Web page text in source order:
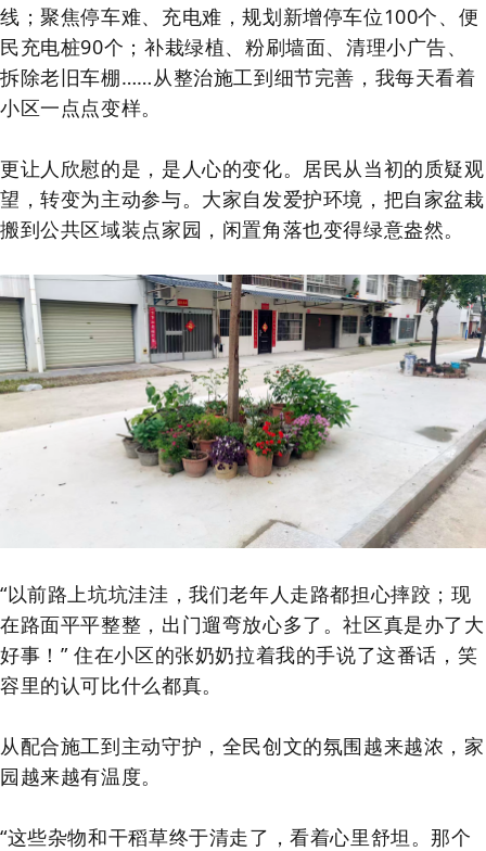
线；聚焦停车难、充电难，规划新增停车位100个、便
民充电桩90个；补栽绿植、粉刷墙面、清理小广告、
拆除老旧车棚……从整治施工到细节完善，我每天看着
小区一点点变样。
更让人欣慰的是，是人心的变化。居民从当初的质疑观
望，转变为主动参与。大家自发爱护环境，把自家盆栽
搬到公共区域装点家园，闲置角落也变得绿意盎然。
“以前路上坑坑洼洼，我们老年人走路都担心摔跤；现
在路面平平整整，出门遛弯放心多了。社区真是办了大
好事！” 住在小区的张奶奶拉着我的手说了这番话，笑
容里的认可比什么都真。
从配合施工到主动守护，全民创文的氛围越来越浓，家
园越来越有温度。
“这些杂物和干稻草终于清走了，看着心里舒坦。那个